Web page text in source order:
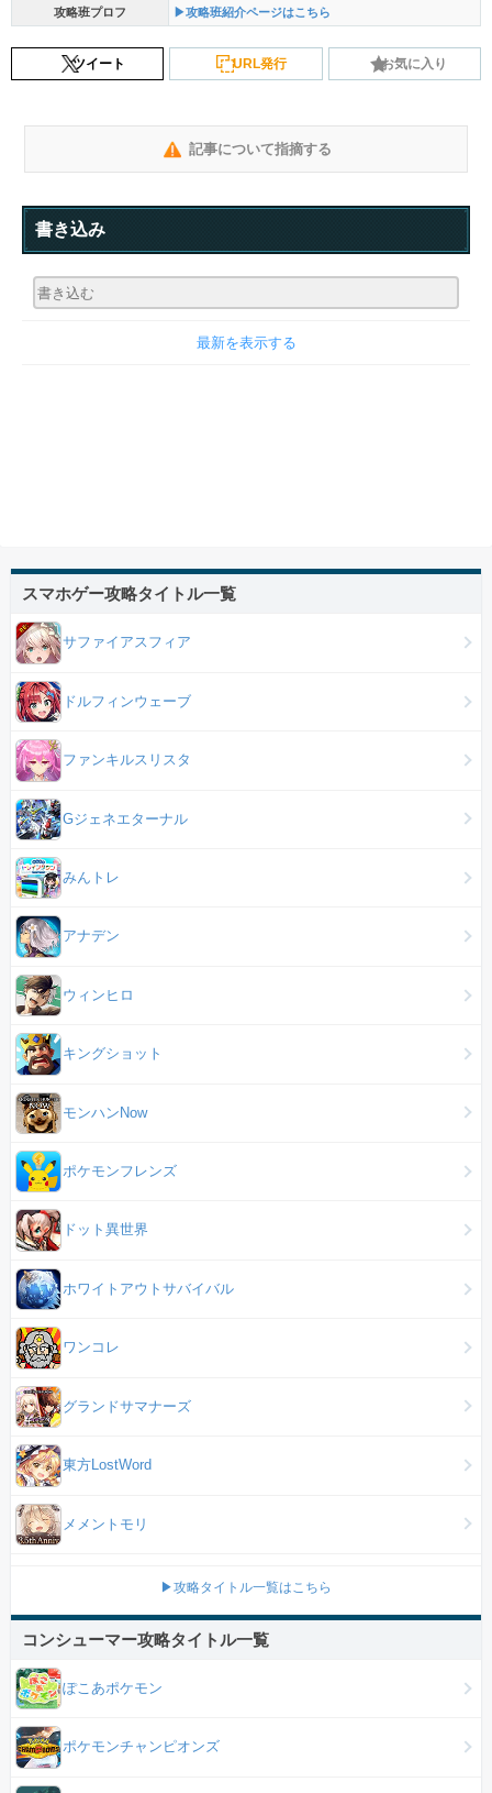
攻略班プロフ ▶攻略班紹介ページはこちら
ツイート URL発行 お気に入り
記事について指摘する
書き込み
最新を表示する
スマホゲー攻略タイトル一覧
サファイアスフィア
ドルフィンウェーブ
ファンキルスリスタ
Gジェネエターナル
みんトレ
アナデン
ウィンヒロ
キングショット
モンハンNow
ポケモンフレンズ
ドット異世界
ホワイトアウトサバイバル
ワンコレ
グランドサマナーズ
東方LostWord
メメントモリ
▶攻略タイトル一覧はこちら
コンシューマー攻略タイトル一覧
ぽこあポケモン
ポケモンチャンピオンズ